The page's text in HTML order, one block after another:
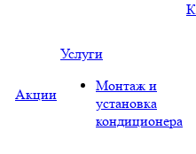
Акции
Услуги
Монтаж и
установка
кондиционера